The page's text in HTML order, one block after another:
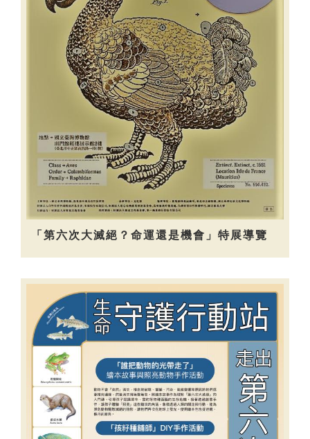
「第六次大滅絕？命運還是機會」特展導覽